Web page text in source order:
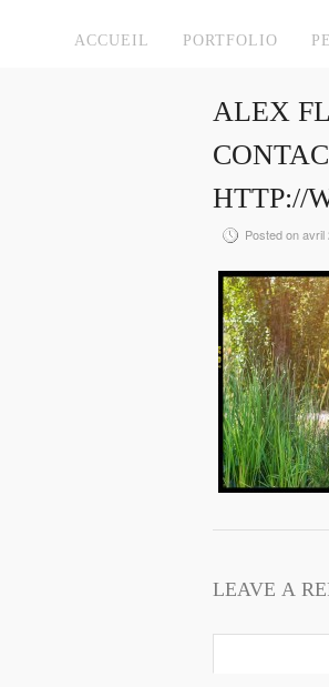
ACCUEIL PORTFOLIO
ALEX
HTTP://
Posted on
LEAVE A